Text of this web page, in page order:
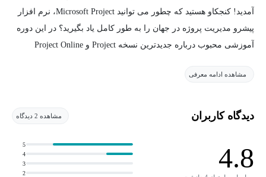
آمدید! کنجکاو هستید که چطور می توانید Microsoft Project، نرم افزار
پیشرو مدیریت پروژه در جهان را به طور کامل یاد بگیرید؟ در این دوره
آموزشی محبوب درباره جدیدترین نسخه Project و Project Online
ضروریات را فرا میگیرید، پس با ما همراه باشید.
مشاهده ادامه معرفی
دیدگاه کاربران مشاهده 2 دیدگاه
4.8
2
3
4
5